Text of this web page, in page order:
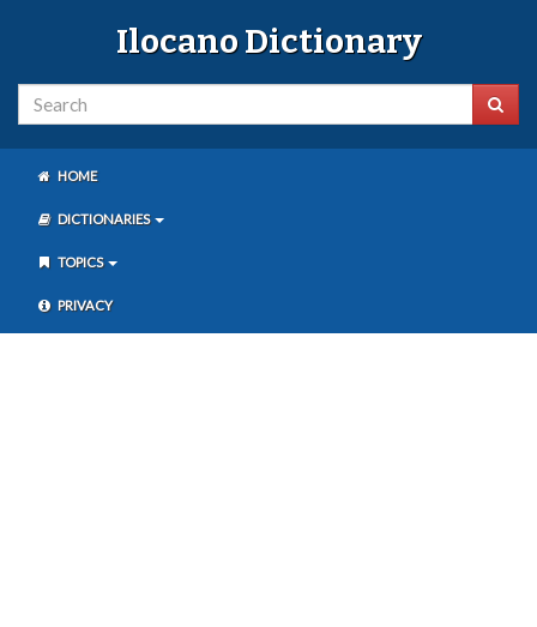
Ilocano Dictionary
HOME
DICTIONARIES
TOPICS
PRIVACY